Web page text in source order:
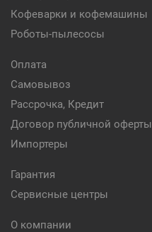
Кофеварки и кофемашины
Роботы-пылесосы
Оплата
Самовывоз
Рассрочка, Кредит
Договор публичной оферты
Импортеры
Гарантия
Сервисные центры
О компании